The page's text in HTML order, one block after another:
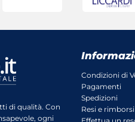
di qualità. Con
ogni
Condizioni di
Pagamenti
Spedizioni
Resi e rimborsi